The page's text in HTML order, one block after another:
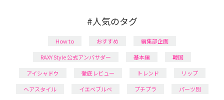
#人気のタグ
How to おすすめ
編集部企画
RAXY Style 公式アンバサダー
基本編
韓国
アイシャドウ
徹底レビュー トレンド
リップ
ヘアスタイル
イエベブルベ プチプラ
パーツ別